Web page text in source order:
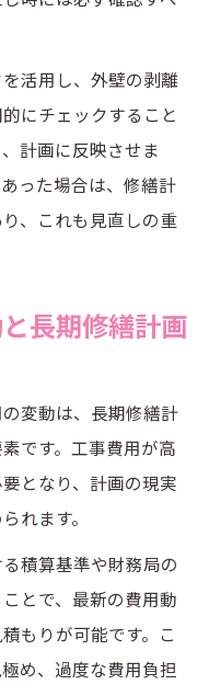
活用し、外壁の剥離
にチェックすること
計画に反映させま
った場合は、修繕計
、これも見直しの重
長期修繕計画
変動は、長期修繕計
です。工事費用が高
となり、計画の現実
れます。
積算基準や財務局の
とで、最新の費用動
もりが可能です。こ
め、過度な費用負担